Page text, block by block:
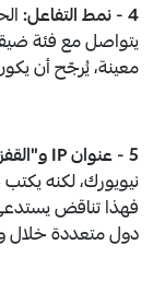
4 - نمط التفاعل:
يتواصل مع فئة
معينة، يُرجّح أن
5 - عنوان IP و"القفز الجغرافي":
نيويورك، لكنه
فهذا تناقض
دول متعددة